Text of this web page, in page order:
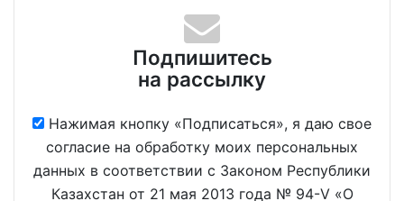
Подпишитесь
на рассылку
Нажимая кнопку «Подписаться», я даю свое
согласие на обработку моих персональных
данных в соответствии с Законом Республики
Казахстан от 21 мая 2013 года № 94-V «О